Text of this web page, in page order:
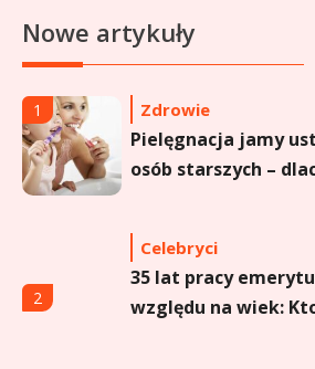
Nowe artykuły
6
aktorce i jej karierze
1 Zdrowie
Pielęgnacja jamy
osób starszych –
2
Celebryci
35 lat pracy
względu na wiek: